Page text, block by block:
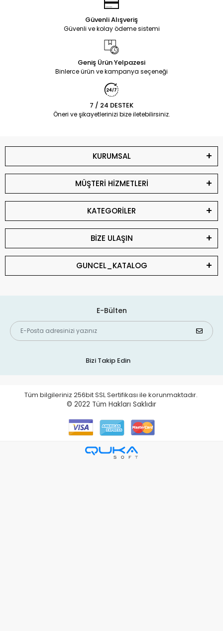
Güvenli Alışveriş
Güvenli ve kolay ödeme sistemi
Geniş Ürün Yelpazesi
Binlerce ürün ve kampanya seçeneği
7 / 24 DESTEK
Öneri ve şikayetlerinizi bize iletebilirsiniz.
KURUMSAL
MÜŞTERİ HİZMETLERİ
KATEGORİLER
BİZE ULAŞIN
GUNCEL_KATALOG
E-Bülten
Bizi Takip Edin
Tüm bilgileriniz 256bit SSL Sertifikası ile korunmaktadır.
© 2022 Tüm Hakları Saklıdır